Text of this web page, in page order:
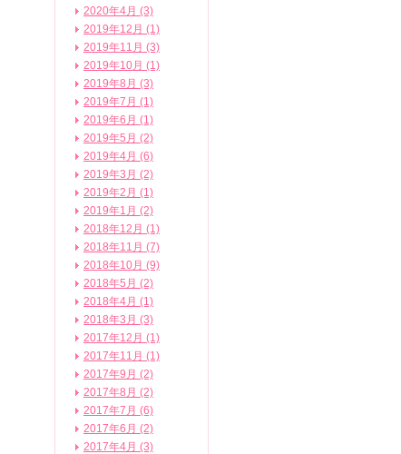
2020年4月 (3)
2019年12月 (1)
2019年11月 (3)
2019年10月 (1)
2019年8月 (3)
2019年7月 (1)
2019年6月 (1)
2019年5月 (2)
2019年4月 (6)
2019年3月 (2)
2019年2月 (1)
2019年1月 (2)
2018年12月 (1)
2018年11月 (7)
2018年10月 (9)
2018年5月 (2)
2018年4月 (1)
2018年3月 (3)
2017年12月 (1)
2017年11月 (1)
2017年9月 (2)
2017年8月 (2)
2017年7月 (6)
2017年6月 (2)
2017年4月 (3)